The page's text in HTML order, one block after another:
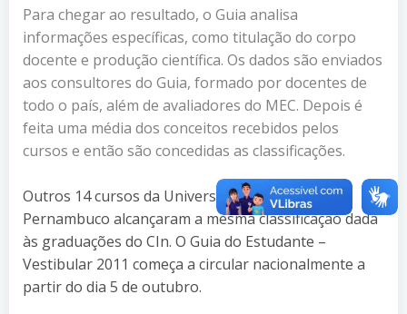
Para chegar ao resultado, o Guia analisa
informações específicas, como titulação do corpo
docente e produção científica. Os dados são enviados
aos consultores do Guia, formado por docentes de
todo o país, além de avaliadores do MEC. Depois é
feita uma média dos conceitos recebidos pelos
cursos e então são concedidas as classificações.
Outros 14 cursos da Universidade Federal de
Pernambuco alcançaram a mesma classificação dada
às graduações do CIn. O Guia do Estudante –
Vestibular 2011 começa a circular nacionalmente a
partir do dia 5 de outubro.